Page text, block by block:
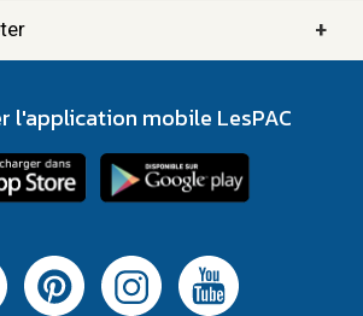
+
l'application mobile LesPAC